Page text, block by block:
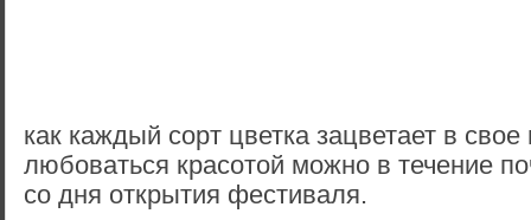
как каждый сорт цветка зацветает в
любоваться красотой можно в течение
со дня открытия фестиваля.